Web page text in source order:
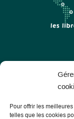
Pour offrir les
telles que les cookies
Les Libres
56000 Vannes